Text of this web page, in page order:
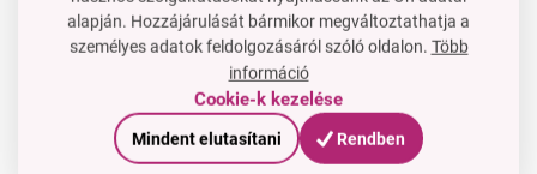
Van kérdése?
Lépjen velünk kapcsolatba
OSSZA MEG:
alapján. Hozzájárulását bármikor megváltoztathatja a
személyes adatok feldolgozásáról szóló oldalon. Több
információ
Cookie-k kezelése
Mindent elutasítani Rendben